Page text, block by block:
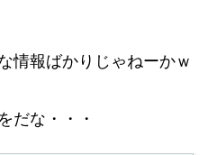
情報ばかりじゃねーかｗ
だな・・・